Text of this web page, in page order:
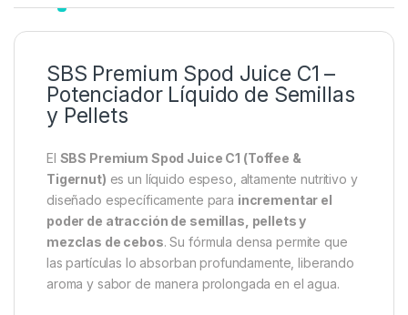
SBS Premium Spod Juice C1 –
Potenciador Líquido de Semillas
y Pellets
El SBS Premium Spod Juice C1 (Toffee &
Tigernut) es un líquido espeso, altamente nutritivo y
diseñado específicamente para incrementar el
poder de atracción de semillas, pellets y
mezclas de cebos. Su fórmula densa permite que
las partículas lo absorban profundamente, liberando
aroma y sabor de manera prolongada en el agua.